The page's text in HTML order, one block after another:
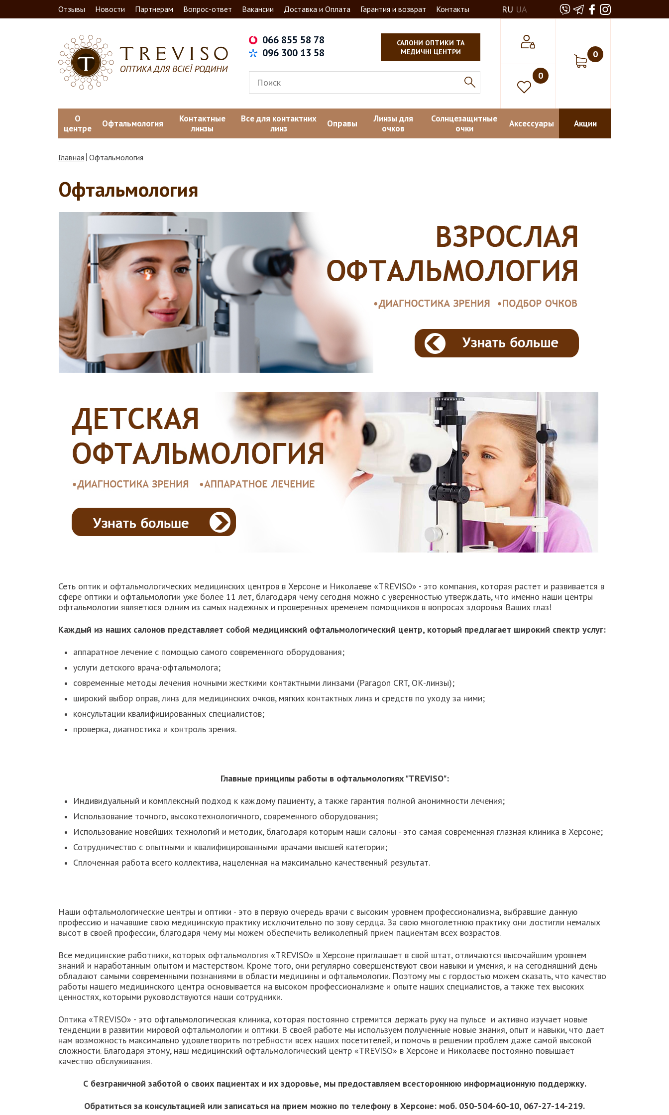
Отзывы Новости Партнерам Вопрос-ответ Вакансии Доставка и Оплата Гарантия и возврат Контакты RU UA
066 855 58 78
096 300 13 58
САЛОНИ ОПТИКИ ТА
МЕДИЧНІ ЦЕНТРИ
0
0
О
центре
Офтальмология
Контактные
линзы
Все для контактних
линз
Оправы
Линзы для
очков
Солнцезащитные
очки
Аксессуары Акции
Главная Офтальмология
Офтальмология
Сеть оптик и офтальмологических медицинских центров в Херсоне и Николаеве «TREVISO» - это компания, которая растет и развивается в
сфере оптики и офтальмологии уже более 11 лет, благодаря чему сегодня можно с уверенностью утверждать, что именно наши центры
офтальмологии являетюся одним из самых надежных и проверенных временем помощников в вопросах здоровья Ваших глаз!
Каждый из наших салонов представляет собой медицинский офтальмологический центр, который предлагает широкий спектр услуг:
аппаратное лечение с помощью самого современного оборудования;
услуги детского врача-офтальмолога;
современные методы лечения ночными жесткими контактными линзами (Paragon CRT, ОК-линзы);
широкий выбор оправ, линз для медицинских очков, мягких контактных линз и средств по уходу за ними;
консультации квалифицированных специалистов;
проверка, диагностика и контроль зрения.
Главные принципы работы в офтальмологиях "TREVISO":
Индивидуальный и комплексный подход к каждому пациенту, а также гарантия полной анонимности лечения;
Использование точного, высокотехнологичного, современного оборудования;
Использование новейших технологий и методик, благодаря которым наши салоны - это самая современная глазная клиника в Херсоне;
Сотрудничество с опытными и квалифицированными врачами высшей категории;
Сплоченная работа всего коллектива, нацеленная на максимально качественный результат.
Наши офтальмологические центры и оптики - это в первую очередь врачи с высоким уровнем профессионализма, выбравшие данную
профессию и начавшие свою медицинскую практику исключительно по зову сердца. За свою многолетнюю практику они достигли немалых
высот в своей профессии, благодаря чему мы можем обеспечить великолепный прием пациентам всех возрастов.
Все медицинские работники, которых офтальмология «TREVISO» в Херсоне приглашает в свой штат, отличаются высочайшим уровнем
знаний и наработанным опытом и мастерством. Кроме того, они регулярно совершенствуют свои навыки и умения, и на сегодняшний день
обладают самыми современными познаниями в области медицины и офтальмологии. Поэтому мы с гордостью можем сказать, что качество
работы нашего медицинского центра основывается на высоком профессионализме и опыте наших специалистов, а также тех высоких
ценностях, которыми руководствуются наши сотрудники.
Оптика «TREVISO» - это офтальмологическая клиника, которая постоянно стремится держать руку на пульсе и активно изучает новые
тенденции в развитии мировой офтальмологии и оптики. В своей работе мы используем полученные новые знания, опыт и навыки, что дает
нам возможность максимально удовлетворить потребности всех наших посетителей, и помочь в решении проблем даже самой высокой
сложности. Благодаря этому, наш медицинский офтальмологический центр «TREVISO» в Херсоне и Николаеве постоянно повышает
качество обслуживания.
С безграничной заботой о своих пациентах и их здоровье, мы предоставляем всестороннюю информационную поддержку.
Обратиться за консультацией или записаться на прием можно по телефону в Херсоне: моб. 050-504-60-10, 067-27-14-219.